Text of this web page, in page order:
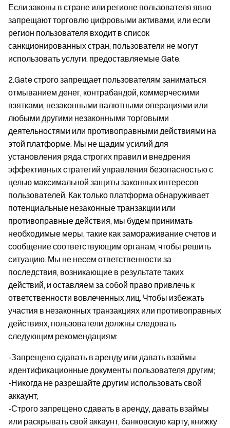
Если законы в стране или регионе пользователя явно
запрещают торговлю цифровыми активами, или если
регион пользователя входит в список
санкционированных стран, пользователи не могут
использовать услуги, предоставляемые Gate.
2.Gate строго запрещает пользователям заниматься
отмыванием денег, контрабандой, коммерческими
взятками, незаконными валютными операциями или
любыми другими незаконными торговыми
деятельностями или противоправными действиями на
этой платформе. Мы не щадим усилий для
установления ряда строгих правил и внедрения
эффективных стратегий управления безопасностью с
целью максимальной защиты законных интересов
пользователей. Как только платформа обнаруживает
потенциальные незаконные транзакции или
противоправные действия, мы будем принимать
необходимые меры, такие как замораживание счетов и
сообщение соответствующим органам, чтобы решить
ситуацию. Мы не несем ответственности за
последствия, возникающие в результате таких
действий, и оставляем за собой право привлечь к
ответственности вовлеченных лиц. Чтобы избежать
участия в незаконных транзакциях или противоправных
действиях, пользователи должны следовать
следующим рекомендациям:
-Запрещено сдавать в аренду или давать взаймы
идентификационные документы пользователя другим;
-Никогда не разрешайте другим использовать свой
аккаунт;
-Строго запрещено сдавать в аренду, давать взаймы
или раскрывать свой аккаунт, банковскую карту, книжку